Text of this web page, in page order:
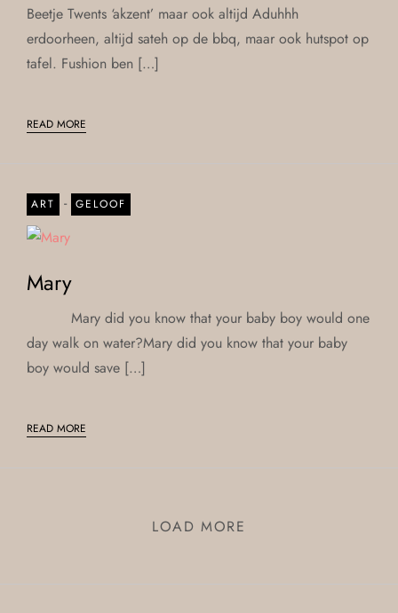
Beetje Twents ‘akzent’ maar ook altijd Aduhhh
erdoorheen, altijd sateh op de bbq, maar ook hutspot op
tafel. Fushion ben […]
READ MORE
ART - GELOOF
Mary
Mary did you know that your baby boy would one
day walk on water?Mary did you know that your baby
boy would save […]
READ MORE
LOAD MORE